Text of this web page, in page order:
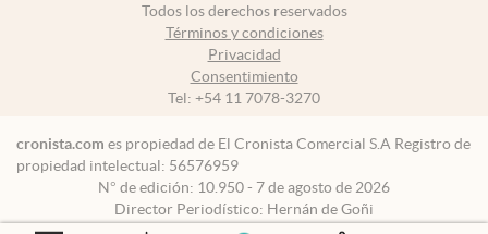
Todos los derechos reservados
Términos y condiciones
Privacidad
Consentimiento
Tel: +54 11 7078-3270
cronista.com es propiedad de El Cronista Comercial S.A Registro de
propiedad intelectual: 56576959
N° de edición: 10.950 - 7 de agosto de 2026
Director Periodístico: Hernán de Goñi